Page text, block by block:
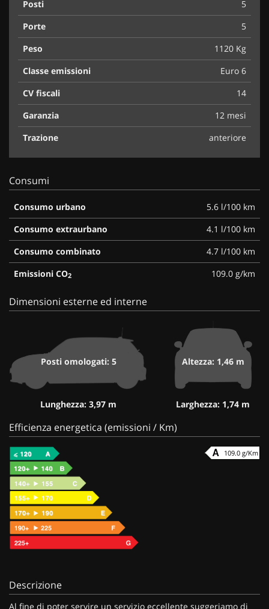
Posti
5
Porte
5
Peso
1120 Kg
Classe emissioni
Euro 6
CV fiscali
14
Garanzia
12 mesi
Trazione
anteriore
Consumi
Consumo urbano
5.6 l/100 km
Consumo extraurbano
4.1 l/100 km
Consumo combinato
4.7 l/100 km
Emissioni CO2 109.0 g/km
Dimensioni esterne ed interne
Posti omologati: 5
Lunghezza: 3,97 m
Altezza: 1,46 m
Larghezza: 1,74 m
Efficienza energetica (emissioni / Km)
109.0 g/Km
Descrizione
Al fine di poter servire un servizio eccellente suggeriamo di